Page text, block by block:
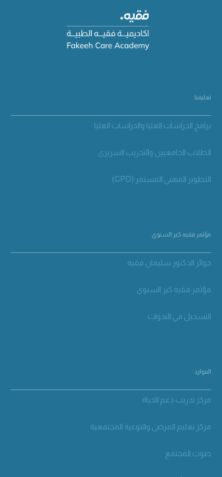
تعليمنا
برامج الدراسات العليا والدراسات العليا
الطلاب الجامعيين والتدريب السريري
التطوير المهني المستمر (CPD)
مؤتمر فقيه كير السنوي
جوائز الدكتور سليمان فقيه
مؤتمر فقيه كير السنوي
التسجيل في الندوات
الموارد
مركز تدريب دعم الحياة
مركز تعليم المرضى والتوعية المجتمعية
صوت المجتمع